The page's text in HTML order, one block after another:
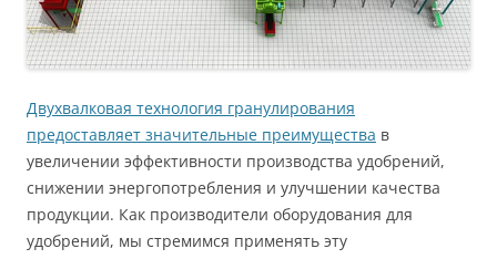
Двухвалковая технология гранулирования
предоставляет значительные преимущества в
увеличении эффективности производства удобрений,
снижении энергопотребления и улучшении качества
продукции. Как производители оборудования для
удобрений, мы стремимся применять эту